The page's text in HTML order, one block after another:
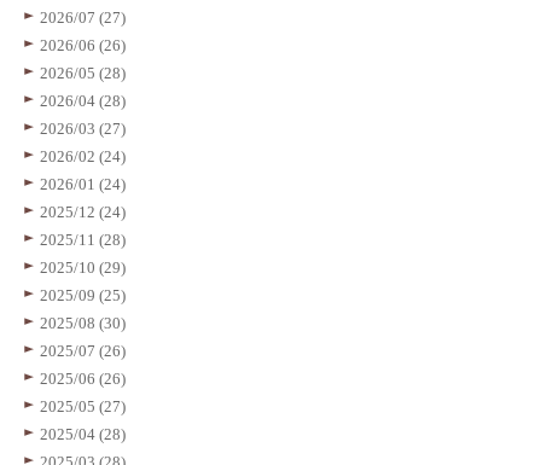
2026/07 (27)
2026/06 (26)
2026/05 (28)
2026/04 (28)
2026/03 (27)
2026/02 (24)
2026/01 (24)
2025/12 (24)
2025/11 (28)
2025/10 (29)
2025/09 (25)
2025/08 (30)
2025/07 (26)
2025/06 (26)
2025/05 (27)
2025/04 (28)